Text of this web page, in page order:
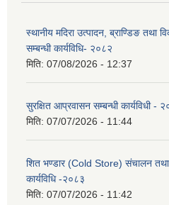
स्थानीय मदिरा उत्पादन, ब्राण्डिङ तथा
सम्बन्धी कार्यविधि- २०८२
मिति: 07/08/2026 - 12:37
सुरक्षित आप्रवासन सम्बन्धी कार्यविधी -
मिति: 07/07/2026 - 11:44
शित भण्डार (Cold Store) संचालन तथा
कार्यविधि -२०८३
मिति: 07/07/2026 - 11:42